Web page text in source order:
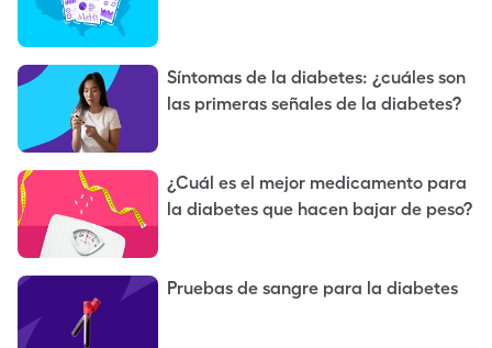
Síntomas de la diabetes: ¿cuáles son
las primeras señales de la diabetes?
¿Cuál es el mejor medicamento para
la diabetes que hacen bajar de peso?
Pruebas de sangre para la diabetes